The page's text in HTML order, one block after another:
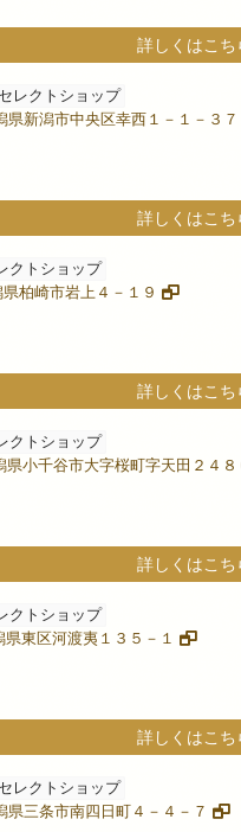
詳しくはこち
セレクトショップ
新潟市中央区幸西１－１－３７
詳しくはこち
クトショップ
柏崎市岩上４－１９
詳しくはこち
クトショップ
小千谷市大字桜町字天田２４８
詳しくはこち
クトショップ
東区河渡夷１３５－１
詳しくはこち
セレクトショップ
三条市南四日町４－４－７